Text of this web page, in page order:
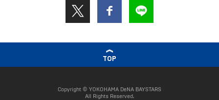
TOP
Copyright © YOKOHAMA DeNA BAYSTARS
All Rights Reserved.